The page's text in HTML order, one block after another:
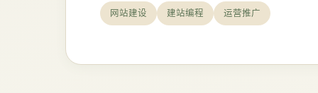
网站建设 建站编程 运营推广